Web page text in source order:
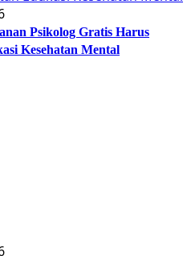
Psikolog Gratis Harus
Kesehatan Mental